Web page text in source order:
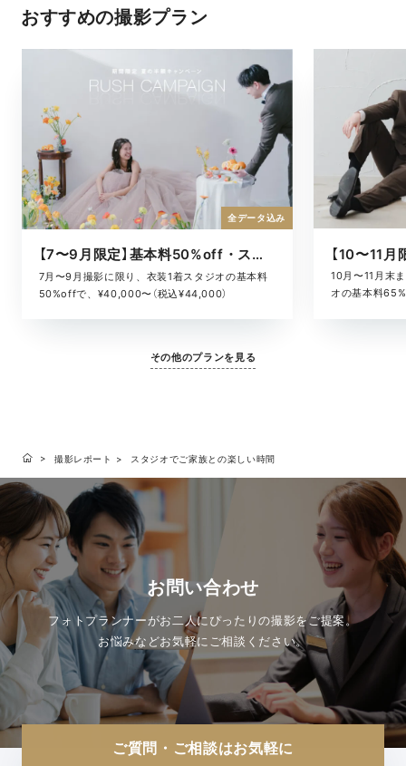
おすすめの撮影プラン
【7〜9月限定】基本料50%off・スタジオキャンペーン
7月〜9月撮影に限り、衣装1着スタジオの基本料
50%offで、¥40,000〜（税込¥44,000）
全データ込み
10月〜11月末
オの基本料
その他のプランを見る
撮影レポート スタジオでご家族との楽しい時間
お問い合わせ
フォトプランナーがお二人にぴったりの撮影をご提案。
お悩みなどお気軽にご相談ください。
ご質問・ご相談はお気軽に